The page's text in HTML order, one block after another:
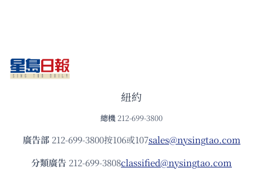
紐約
總機 212-699-3800
廣告部212-699-3800按106或107sales@nysingtao.com
分類廣告 212-699-3808classified@nysingtao.com